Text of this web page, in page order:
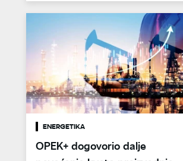
ENERGETIKA
OPEK+ dogovorio dalje